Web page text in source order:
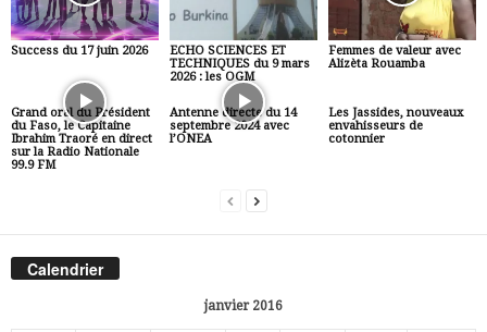
Success du 17 juin 2026
ECHO SCIENCES ET
TECHNIQUES du 9 mars
2026 : les OGM
Femmes de valeur avec
Alizèta Rouamba
Grand oral du Président
du Faso, le Capitaine
Ibrahim Traoré en direct
sur la Radio Nationale
99.9 FM
Antenne directe du 14
septembre 2024 avec
l’ONEA
Les Jassides, nouveaux
envahisseurs de
cotonnier
Calendrier
janvier 2016